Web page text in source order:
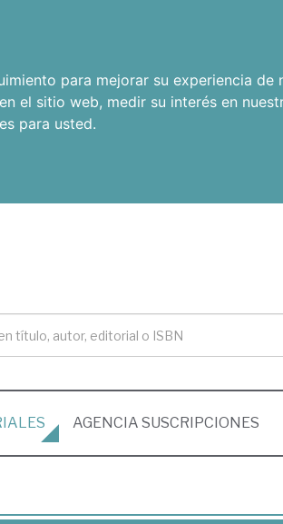
para mejorar su experiencia de
el sitio web, medir su interés en
para usted.
AGENCIA SUSCRIPCIONES